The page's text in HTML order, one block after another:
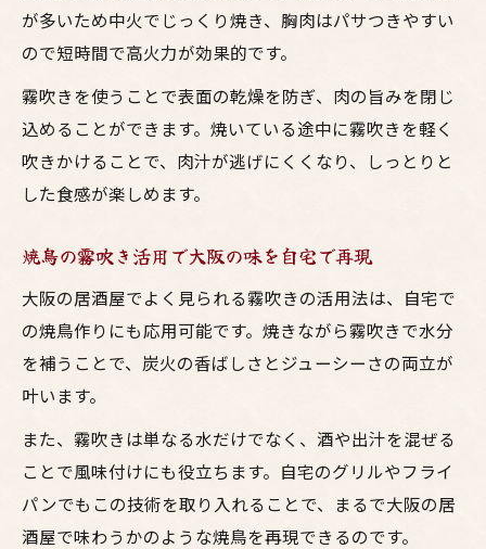
が多いため中火でじっくり焼き、胸肉はパサつきやすい
ので短時間で高火力が効果的です。
霧吹きを使うことで表面の乾燥を防ぎ、肉の旨みを閉じ
込めることができます。焼いている途中に霧吹きを軽く
吹きかけることで、肉汁が逃げにくくなり、しっとりと
した食感が楽しめます。
焼鳥の霧吹き活用で大阪の味を自宅で再現
大阪の居酒屋でよく見られる霧吹きの活用法は、自宅で
の焼鳥作りにも応用可能です。焼きながら霧吹きで水分
を補うことで、炭火の香ばしさとジューシーさの両立が
叶います。
また、霧吹きは単なる水だけでなく、酒や出汁を混ぜる
ことで風味付けにも役立ちます。自宅のグリルやフライ
パンでもこの技術を取り入れることで、まるで大阪の居
酒屋で味わうかのような焼鳥を再現できるのです。